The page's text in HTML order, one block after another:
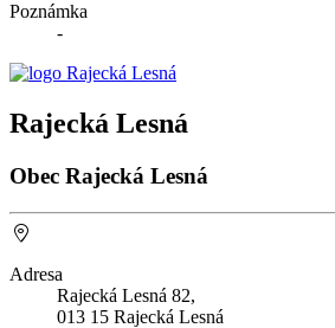
Poznámka
-
Rajecká Lesná
Obec Rajecká Lesná
Adresa
Rajecká Lesná 82,
013 15 Rajecká Lesná